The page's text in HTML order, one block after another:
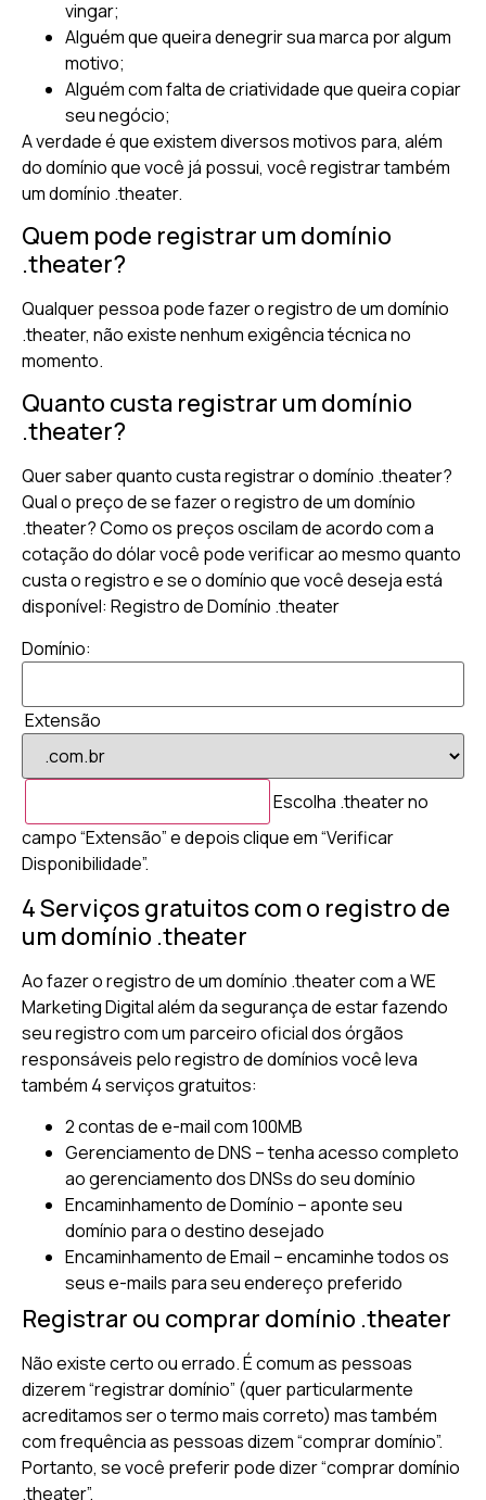
vingar;
Alguém que queira denegrir sua marca por algum
motivo;
Alguém com falta de criatividade que queira copiar
seu negócio;
A verdade é que existem diversos motivos para, além
do domínio que você já possui, você registrar também
um domínio .theater.
Quem pode registrar um domínio
.theater?
Qualquer pessoa pode fazer o registro de um domínio
.theater, não existe nenhum exigência técnica no
momento.
Quanto custa registrar um domínio
.theater?
Quer saber quanto custa registrar o domínio .theater?
Qual o preço de se fazer o registro de um domínio
.theater? Como os preços oscilam de acordo com a
cotação do dólar você pode verificar ao mesmo quanto
custa o registro e se o domínio que você deseja está
disponível: Registro de Domínio .theater
Domínio:
Extensão
Escolha .theater no
campo “Extensão” e depois clique em “Verificar
Disponibilidade”.
4 Serviços gratuitos com o registro de
um domínio .theater
Ao fazer o registro de um domínio .theater com a WE
Marketing Digital além da segurança de estar fazendo
seu registro com um parceiro oficial dos órgãos
responsáveis pelo registro de domínios você leva
também 4 serviços gratuitos:
2 contas de e-mail com 100MB
Gerenciamento de DNS – tenha acesso completo
ao gerenciamento dos DNSs do seu domínio
Encaminhamento de Domínio – aponte seu
domínio para o destino desejado
Encaminhamento de Email – encaminhe todos os
seus e-mails para seu endereço preferido
Registrar ou comprar domínio .theater
Não existe certo ou errado. É comum as pessoas
dizerem “registrar domínio” (quer particularmente
acreditamos ser o termo mais correto) mas também
com frequência as pessoas dizem “comprar domínio”.
Portanto, se você preferir pode dizer “comprar domínio
.theater”.